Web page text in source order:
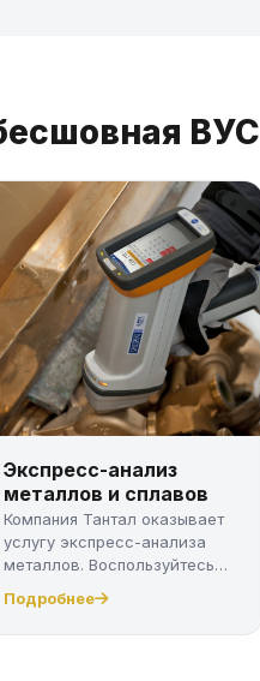
ВУС
Экспресс-анализ
металлов и сплавов
Компания Тантал оказывает
услугу экспресс-анализа
металлов. Воспользуйтесь
Подробнее